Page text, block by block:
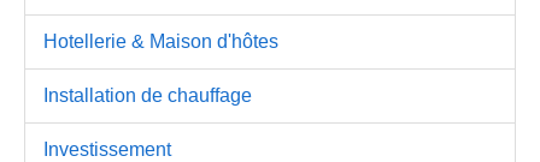
Hotellerie & Maison d'hôtes
Installation de chauffage
Investissement